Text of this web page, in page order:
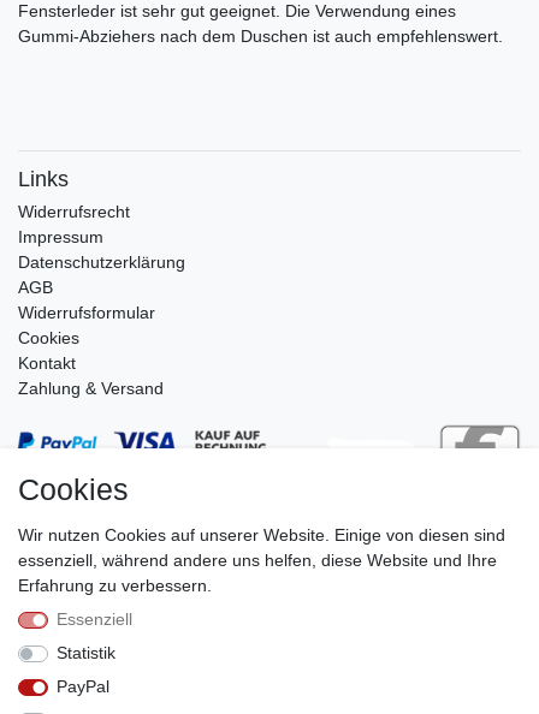
Fensterleder ist sehr gut geeignet. Die Verwendung eines
Gummi-Abziehers nach dem Duschen ist auch empfehlenswert.
Links
Widerrufs­recht
Impressum
Daten­schutz­erklärung
AGB
Widerrufsformular
Cookies
Kontakt
Zahlung & Versand
Stephan Roth GmbH
Cookies
Wir nutzen Cookies auf unserer Website. Einige von diesen sind
essenziell, während andere uns helfen, diese Website und Ihre
Erfahrung zu verbessern.
Essenziell
Statistik
PayPal